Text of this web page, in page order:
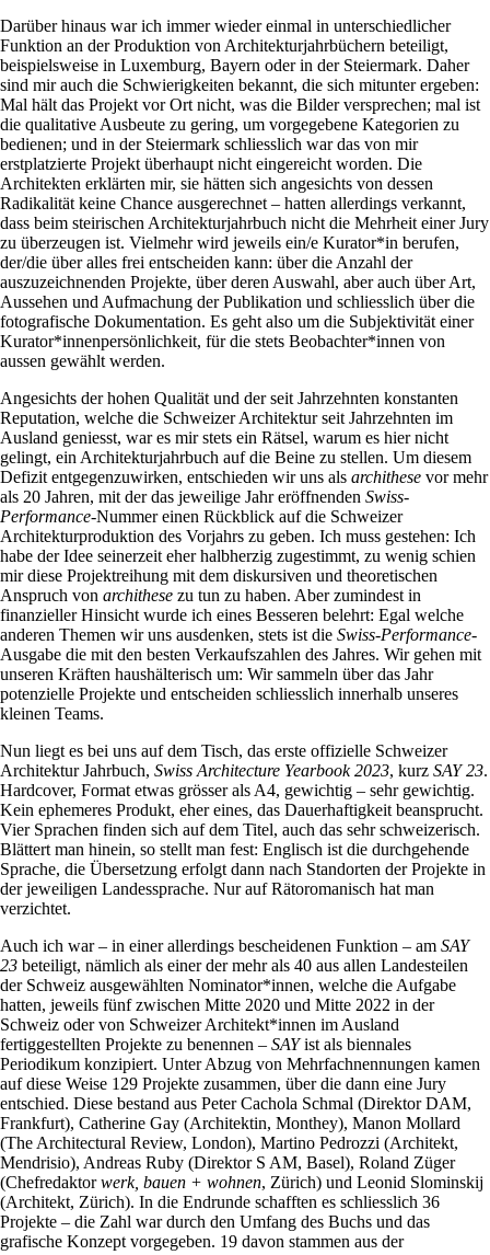
Darüber hinaus war ich immer wieder einmal in unterschiedlicher
Funktion an der Produktion von Architekturjahrbüchern beteiligt,
beispielsweise in Luxemburg, Bayern oder in der Steiermark. Daher
sind mir auch die Schwierigkeiten bekannt, die sich mitunter ergeben:
Mal hält das Projekt vor Ort nicht, was die Bilder versprechen; mal ist
die qualitative Ausbeute zu gering, um vorgegebene Kategorien zu
bedienen; und in der Steiermark schliesslich war das von mir
erstplatzierte Projekt überhaupt nicht eingereicht worden. Die
Architekten erklärten mir, sie hätten sich angesichts von dessen
Radikalität keine Chance ausgerechnet – hatten allerdings verkannt,
dass beim steirischen Architekturjahrbuch nicht die Mehrheit einer Jury
zu überzeugen ist. Vielmehr wird jeweils ein/e Kurator*in berufen,
der/die über alles frei entscheiden kann: über die Anzahl der
auszuzeichnenden Projekte, über deren Auswahl, aber auch über Art,
Aussehen und Aufmachung der Publikation und schliesslich über die
fotografische Dokumentation. Es geht also um die Subjektivität einer
Kurator*innenpersönlichkeit, für die stets Beobachter*innen von
aussen gewählt werden.
Angesichts der hohen Qualität und der seit Jahrzehnten konstanten
Reputation, welche die Schweizer Architektur seit Jahrzehnten im
Ausland geniesst, war es mir stets ein Rätsel, warum es hier nicht
gelingt, ein Architekturjahrbuch auf die Beine zu stellen. Um diesem
Defizit entgegenzuwirken, entschieden wir uns als archithese vor mehr
als 20 Jahren, mit der das jeweilige Jahr eröffnenden Swiss-
Performance-Nummer einen Rückblick auf die Schweizer
Architekturproduktion des Vorjahrs zu geben. Ich muss gestehen: Ich
habe der Idee seinerzeit eher halbherzig zugestimmt, zu wenig schien
mir diese Projektreihung mit dem diskursiven und theoretischen
Anspruch von archithese zu tun zu haben. Aber zumindest in
finanzieller Hinsicht wurde ich eines Besseren belehrt: Egal welche
anderen Themen wir uns ausdenken, stets ist die Swiss-Performance-
Ausgabe die mit den besten Verkaufszahlen des Jahres. Wir gehen mit
unseren Kräften haushälterisch um: Wir sammeln über das Jahr
potenzielle Projekte und entscheiden schliesslich innerhalb unseres
kleinen Teams.
Nun liegt es bei uns auf dem Tisch, das erste offizielle Schweizer
Architektur Jahrbuch, Swiss Architecture Yearbook 2023, kurz SAY 23.
Hardcover, Format etwas grösser als A4, gewichtig – sehr gewichtig.
Kein ephemeres Produkt, eher eines, das Dauerhaftigkeit beansprucht.
Vier Sprachen finden sich auf dem Titel, auch das sehr schweizerisch.
Blättert man hinein, so stellt man fest: Englisch ist die durchgehende
Sprache, die Übersetzung erfolgt dann nach Standorten der Projekte in
der jeweiligen Landessprache. Nur auf Rätoromanisch hat man
verzichtet.
Auch ich war – in einer allerdings bescheidenen Funktion – am SAY
23 beteiligt, nämlich als einer der mehr als 40 aus allen Landesteilen
der Schweiz ausgewählten Nominator*innen, welche die Aufgabe
hatten, jeweils fünf zwischen Mitte 2020 und Mitte 2022 in der
Schweiz oder von Schweizer Architekt*innen im Ausland
fertiggestellten Projekte zu benennen – SAYist als biennales
Periodikum konzipiert. Unter Abzug von Mehrfachnennungen kamen
auf diese Weise 129 Projekte zusammen, über die dann eine Jury
entschied. Diese bestand aus Peter Cachola Schmal (Direktor DAM,
Frankfurt), Catherine Gay (Architektin, Monthey), Manon Mollard
(The Architectural Review, London), Martino Pedrozzi (Architekt,
Mendrisio), Andreas Ruby (Direktor S AM, Basel), Roland Züger
(Chefredaktorwerk, bauen + wohnen, Zürich) und Leonid Slominskij
(Architekt, Zürich). In die Endrunde schafften es schliesslich 36
Projekte – die Zahl war durch den Umfang des Buchs und das
grafische Konzept vorgegeben. 19 davon stammen aus der